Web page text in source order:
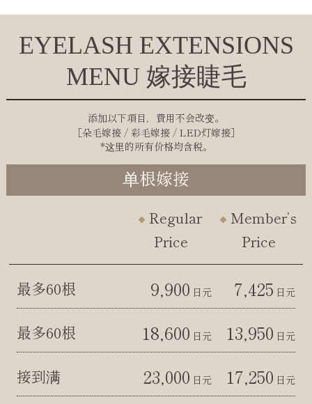
EYELASH EXTENSIONS
MENU 嫁接睫毛
添加以下項目，費用不会改变。
［朵毛嫁接 / 彩毛嫁接 / LED灯嫁接］
*这里的所有价格均含税。
单根嫁接
Regular
Price
Member’s
Price
最多60根 9,900 日元 7,425 日元
最多60根 18,600 日元 13,950 日元
接到满 23,000 日元 17,250 日元